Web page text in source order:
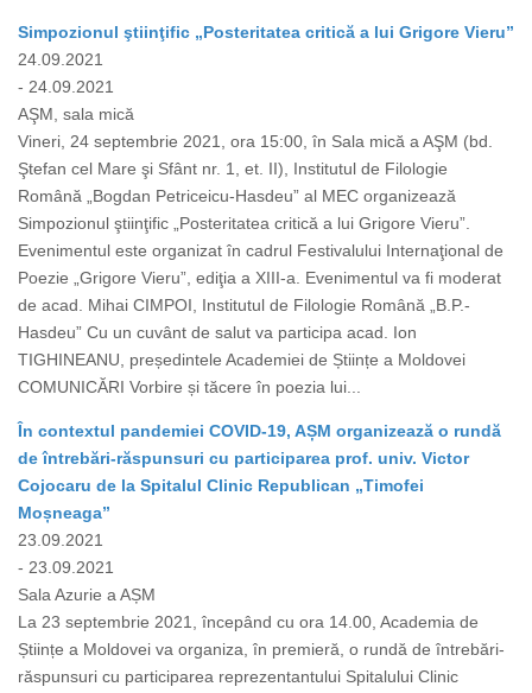
Simpozionul ştiinţific „Posteritatea critică a lui Grigore Vieru”
24.09.2021
- 24.09.2021
AŞM, sala mică
Vineri, 24 septembrie 2021, ora 15:00, în Sala mică a AŞM (bd.
Ştefan cel Mare şi Sfânt nr. 1, et. II), Institutul de Filologie
Română „Bogdan Petriceicu-Hasdeu” al MEC organizează
Simpozionul ştiinţific „Posteritatea critică a lui Grigore Vieru”.
Evenimentul este organizat în cadrul Festivalului Internaţional de
Poezie „Grigore Vieru”, ediţia a XIII-a. Evenimentul va fi moderat
de acad. Mihai CIMPOI, Institutul de Filologie Română „B.P.-
Hasdeu” Cu un cuvânt de salut va participa acad. Ion
TIGHINEANU, președintele Academiei de Științe a Moldovei
COMUNICĂRI Vorbire și tăcere în poezia lui...
În contextul pandemiei COVID-19, AȘM organizează o rundă
de întrebări-răspunsuri cu participarea prof. univ. Victor
Cojocaru de la Spitalul Clinic Republican „Timofei
Moșneaga”
23.09.2021
- 23.09.2021
Sala Azurie a AȘM
La 23 septembrie 2021, începând cu ora 14.00, Academia de
Științe a Moldovei va organiza, în premieră, o rundă de întrebări-
răspunsuri cu participarea reprezentantului Spitalului Clinic